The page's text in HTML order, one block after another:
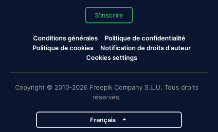
S'inscrire
Conditions générales
Politique de confidentialité
Politique de cookies
Notification de droits d'auteur
Cookies settings
Copyright © 2010-2026 Freepik Company S.L.U. Tous droits
réservés.
Français